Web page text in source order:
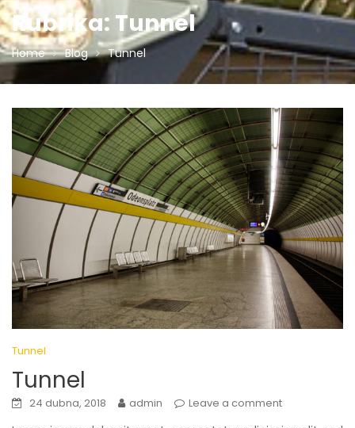
Rubrika: Tunnel
Home Blog Tunnel
Tunnel
Tunnel
24 dubna, 2018 admin Leave a comment